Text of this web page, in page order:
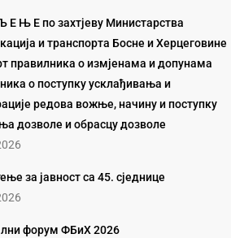
Њ Е по захтјеву Министарства
и транспорта Босне и Херцеговине
правилника о измјенама и допунама
о поступку усклађивања и
редова вожње, начину и поступку
дозволе и обрасцу дозволе
за јавност са 45. сједнице
форум ФБиХ 2026